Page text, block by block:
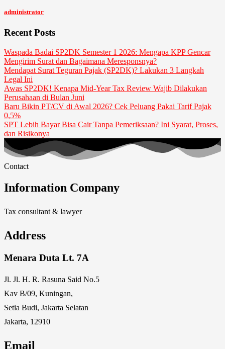
administrator
Recent Posts
Waspada Badai SP2DK Semester 1 2026: Mengapa KPP Gencar
Mengirim Surat dan Bagaimana Meresponsnya?
Mendapat Surat Teguran Pajak (SP2DK)? Lakukan 3 Langkah
Legal Ini
Awas SP2DK! Kenapa Mid-Year Tax Review Wajib Dilakukan
Perusahaan di Bulan Juni
Baru Bikin PT/CV di Awal 2026? Cek Peluang Pakai Tarif Pajak
0,5%
SPT Lebih Bayar Bisa Cair Tanpa Pemeriksaan? Ini Syarat, Proses,
dan Risikonya
Contact
Information Company
Tax consultant & lawyer
Address
Menara Duta Lt. 7A
Jl. Jl. H. R. Rasuna Said No.5
Kav B/09, Kuningan,
Setia Budi, Jakarta Selatan
Jakarta, 12910
Email